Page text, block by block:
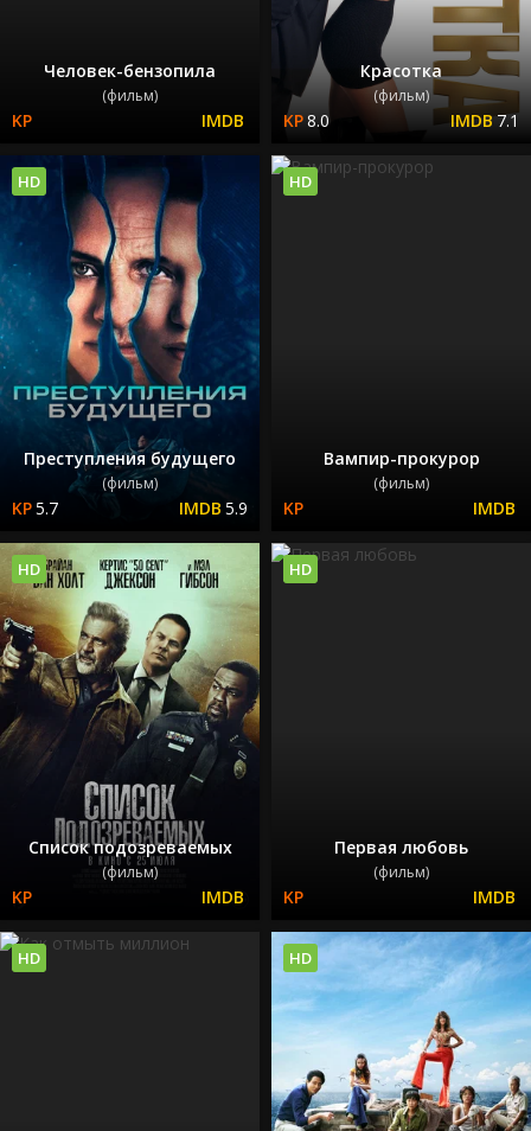
Человек-бензопила
(фильм)
Красотка
(фильм)
8.0 7.1
Преступления будущего
(фильм)
5.7 5.9
HD
Вампир-прокурор
(фильм)
HD
Список подозреваемых
(фильм)
HD
Первая любовь
(фильм)
HD
HD HD